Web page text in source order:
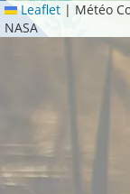
Leaflet | Météo
NASA